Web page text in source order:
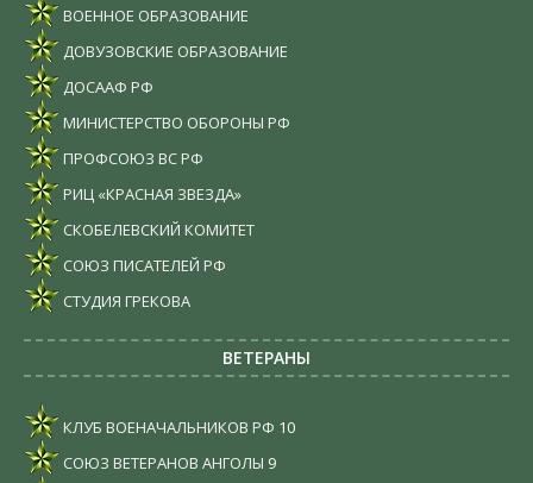
ВОЕННОЕ ОБРАЗОВАНИЕ
ДОВУЗОВСКИЕ ОБРАЗОВАНИЕ
ДОСААФ РФ
МИНИСТЕРСТВО ОБОРОНЫ РФ
ПРОФСОЮЗ ВС РФ
РИЦ «КРАСНАЯ ЗВЕЗДА»
СКОБЕЛЕВСКИЙ КОМИТЕТ
СОЮЗ ПИСАТЕЛЕЙ РФ
СТУДИЯ ГРЕКОВА
ВЕТЕРАНЫ
КЛУБ ВОЕНАЧАЛЬНИКОВ РФ 10
СОЮЗ ВЕТЕРАНОВ АНГОЛЫ 9